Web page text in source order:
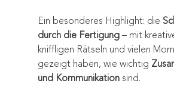
Ein besonderes Highlight: die
durch die Fertigung – mit
kniffligen Rätseln und vielen
gezeigt haben, wie wichtig
und Kommunikation sind.